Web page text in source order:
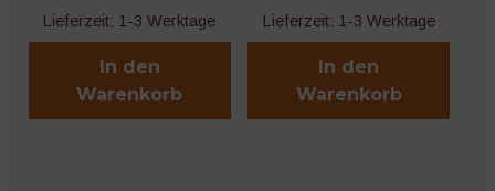
Lieferzeit: 1-3 Werktage
In den
Warenkorb
Lieferzeit: 1-3 Werktage
In den
Warenkorb